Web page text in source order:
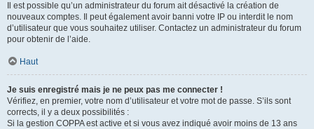
Il est possible qu’un administrateur du forum ait désactivé la création de
nouveaux comptes. Il peut également avoir banni votre IP ou interdit le nom
d’utilisateur que vous souhaitez utiliser. Contactez un administrateur du forum
pour obtenir de l’aide.
Haut
Je suis enregistré mais je ne peux pas me connecter !
Vérifiez, en premier, votre nom d’utilisateur et votre mot de passe. S’ils sont
corrects, il y a deux possibilités :
Si la gestion COPPA est active et si vous avez indiqué avoir moins de 13 ans